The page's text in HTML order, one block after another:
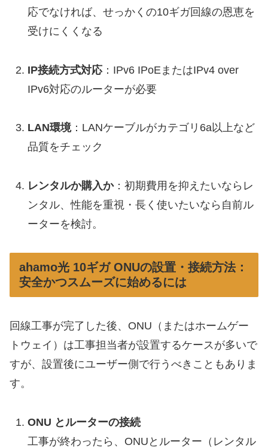
応でなければ、せっかくの10ギガ回線の恩恵を
受けにくくなる
IP接続方式対応：IPv6 IPoEまたはIPv4 over
IPv6対応のルーターが必要
LAN環境：LANケーブルがカテゴリ6a以上など
品質をチェック
レンタルか購入か：初期費用を抑えたいならレ
ンタル、性能を重視・長く使いたいなら自前ル
ーターを検討。
ahamo光 10ギガ ONUの設置・接続方法：
安全かつスムーズに始めるには
回線工事が完了した後、ONU（またはホームゲー
トウェイ）は工事担当者が設置するケースが多いで
すが、設置後にユーザー側で行うべきこともありま
す。
ONU とルーターの接続
工事が終わったら、ONUとルーター（レンタル